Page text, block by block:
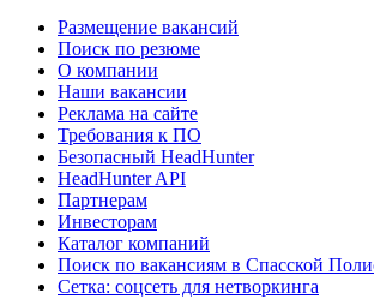
Размещение вакансий
Поиск по резюме
О компании
Наши вакансии
Реклама на сайте
Требования к ПО
Безопасный HeadHunter
HeadHunter API
Партнерам
Инвесторам
Каталог компаний
Поиск по вакансиям в Спасской
Сетка: соцсеть для нетворкинга